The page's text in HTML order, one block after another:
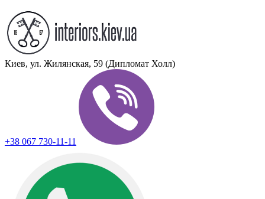
Киев, ул. Жилянская, 59 (Дипломат Холл)
+38 067 730-11-11